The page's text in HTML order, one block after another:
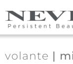
Skip to main
volante |